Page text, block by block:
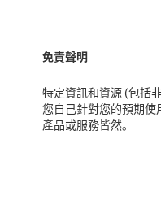
免責聲明
特定資訊和資源 (包括
您自己針對您的預期使
產品或服務皆然。